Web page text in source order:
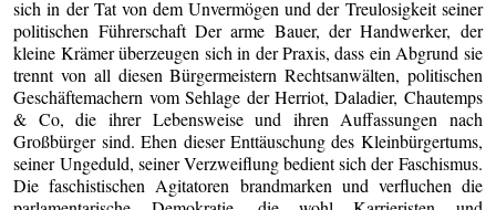
sich in der Tat von dem Unvermögen und der Treulosigkeit seiner
politischen Führerschaft Der arme Bauer, der Handwerker, der
kleine Krämer überzeugen sich in der Praxis, dass ein Abgrund sie
trennt von all diesen Bürgermeistern Rechtsanwälten, politischen
Geschäftemachern vom Sehlage der Herriot, Daladier, Chautemps
& Co, die ihrer Lebensweise und ihren Auffassungen nach
Großbürger sind. Ehen dieser Enttäuschung des Kleinbürgertums,
seiner Ungeduld, seiner Verzweiflung bedient sich der Faschismus.
Die faschistischen Agitatoren brandmarken und verfluchen die